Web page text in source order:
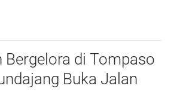
Bergelora di Tompaso
Buka Jalan